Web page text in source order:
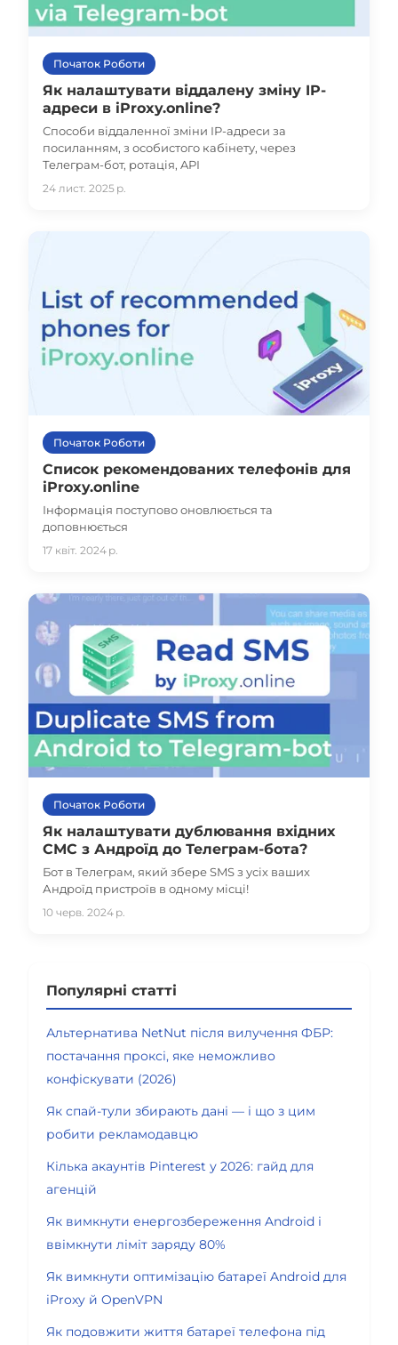
Популярні статті
Альтернатива NetNut після вилучення ФБР:
постачання проксі, яке неможливо
конфіскувати (2026)
Як спай-тули збирають дані — і що з цим
робити рекламодавцю
Кілька акаунтів Pinterest у 2026: гайд для
агенцій
Як вимкнути енергозбереження Android і
ввімкнути ліміт заряду 80%
Як вимкнути оптимізацію батареї Android для
iProxy й OpenVPN
Як подовжити життя батареї телефона під
Початок Роботи
Як налаштувати віддалену зміну IP-
адреси в iProxy.online?
Способи віддаленної зміни IP-адреси за
посиланням, з особистого кабінету, через
Телеграм-бот, ротація, API
24 лист. 2025 р.
Початок Роботи
Список рекомендованих телефонів для
iProxy.online
Інформація поступово оновлюється та
доповнюється
17 квіт. 2024 р.
Початок Роботи
Як налаштувати дублювання вхідних
СМС з Андроїд до Телеграм-бота?
Бот в Телеграм, який збере SMS з усіх ваших
Андроїд пристроїв в одному місці!
10 черв. 2024 р.